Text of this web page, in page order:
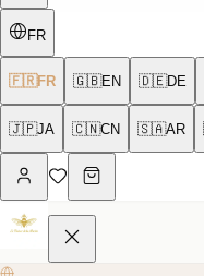
FR
🇫🇷 FR 🇬🇧EN 🇩🇪DE
🇯🇵JA 🇨🇳CN 🇸🇦AR